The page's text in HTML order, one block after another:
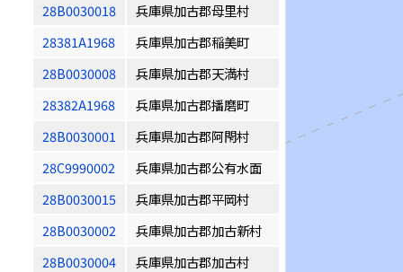
28B0030018
兵庫県加古郡母里村
28381A1968
兵庫県加古郡稲美町
28B0030008
兵庫県加古郡天満村
28382A1968
兵庫県加古郡播磨町
28B0030001
兵庫県加古郡阿閇村
28C9990002
兵庫県加古郡公有水面
28B0030015
兵庫県加古郡平岡村
28B0030002
兵庫県加古郡加古新村
28B0030004
兵庫県加古郡加古村